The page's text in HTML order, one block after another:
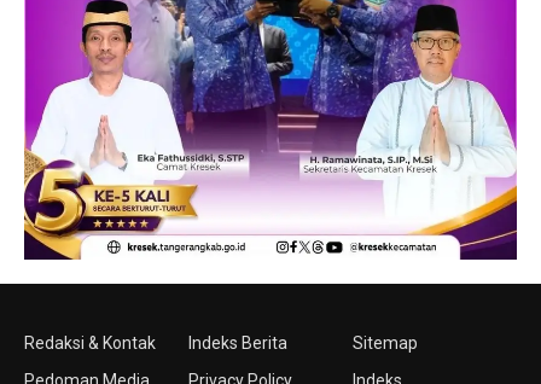
Redaksi & Kontak
Indeks Berita
Sitemap